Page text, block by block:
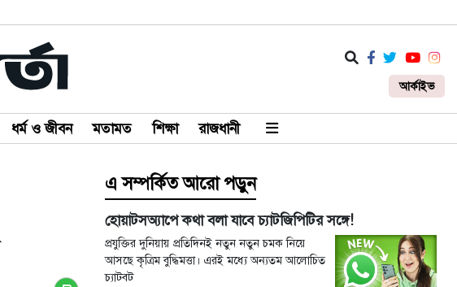
আর্কাইভ
ধর্ম ও জীবন মতামত শিক্ষা রাজধানী
এ সম্পর্কিত আরো পড়ুন
হোয়াটসঅ্যাপে কথা বলা যাবে চ্যাটজিপিটির সঙ্গে!
প্রযুক্তির দুনিয়ায় প্রতিদিনই নতুন নতুন চমক নিয়ে
আসছে কৃত্রিম বুদ্ধিমত্তা। এরই মধ্যে অন্যতম আলোচিত
চ্যাটবট